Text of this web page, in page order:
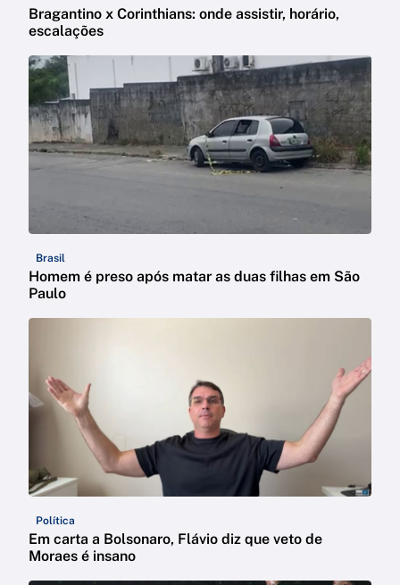
Bragantino x Corinthians: onde assistir, horário,
escalações
Brasil
Homem é preso após matar as duas filhas em São
Paulo
Política
Em carta a Bolsonaro, Flávio diz que veto de
Moraes é insano